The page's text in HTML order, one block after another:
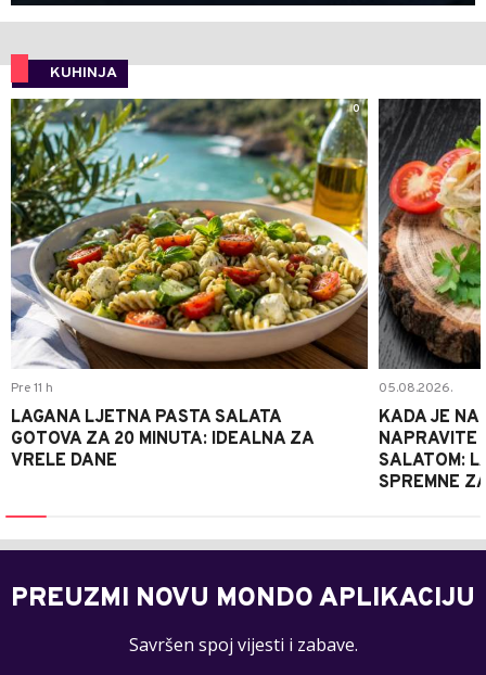
KUHINJA
0
Pre 11 h
LAGANA LJETNA PASTA SALATA
GOTOVA ZA 20 MINUTA: IDEALNA ZA
VRELE DANE
05.08.2026.
KADA JE
NAPRAVITE
SALATOM:
SPREMNE
PREUZMI NOVU MONDO APLIKACIJU
Savršen spoj vijesti i zabave.